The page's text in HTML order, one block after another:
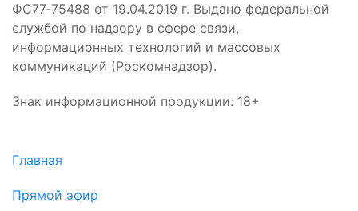
ФС77‑75488 от 19.04.2019 г. Выдано федеральной
службой по надзору в сфере связи,
информационных технологий и массовых
коммуникаций (Роскомнадзор).
Знак информационной продукции: 18+
Главная
Прямой эфир